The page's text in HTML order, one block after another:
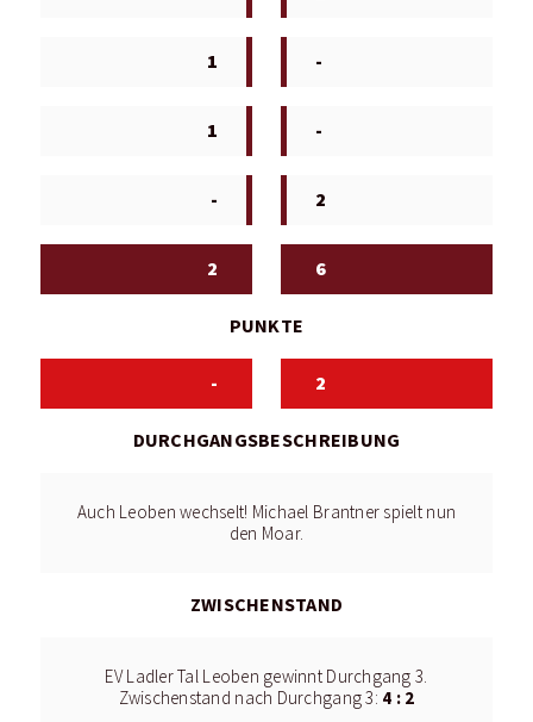
1 -
1 -
- 2
2 6
PUNKTE
- 2
DURCHGANGSBESCHREIBUNG
Auch Leoben wechselt! Michael Brantner spielt nun
den Moar.
ZWISCHENSTAND
EV Ladler Tal Leoben gewinnt Durchgang 3.
Zwischenstand nach Durchgang 3: 4 : 2